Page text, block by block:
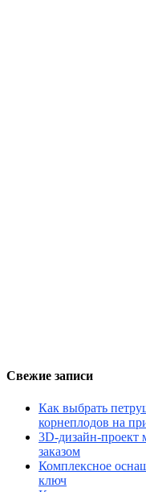
Свежие записи
Как выбрать
корнеплодов на
3D-дизайн-проект
заказом
Комплексное
ключ